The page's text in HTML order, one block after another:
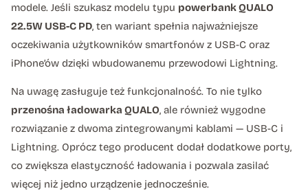
modele. Jeśli szukasz modelu typu powerbank QUALO
22.5W USB-C PD, ten wariant spełnia najważniejsze
oczekiwania użytkowników smartfonów z USB-C oraz
iPhone’ów dzięki wbudowanemu przewodowi Lightning.
Na uwagę zasługuje też funkcjonalność. To nie tylko
przenośna ładowarka QUALO, ale również wygodne
rozwiązanie z dwoma zintegrowanymi kablami — USB-C i
Lightning. Oprócz tego producent dodał dodatkowe porty,
co zwiększa elastyczność ładowania i pozwala zasilać
więcej niż jedno urządzenie jednocześnie.